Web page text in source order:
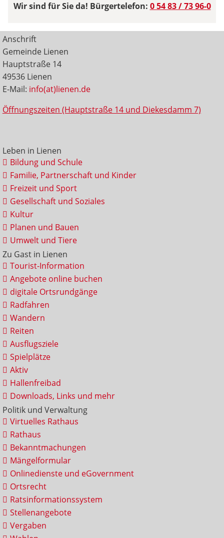
Wir sind für Sie da! Bürgertelefon: 0 54 83 / 73 96-0
Anschrift
Gemeinde Lienen
Hauptstraße 14
49536 Lienen
E-Mail: info(at)lienen.de
Öffnungszeiten (Hauptstraße 14 und Diekesdamm 7)
Leben in Lienen
Bildung und Schule
Familie, Partnerschaft und Kinder
Freizeit und Sport
Gesellschaft und Soziales
Kultur
Planen und Bauen
Umwelt und Tiere
Zu Gast in Lienen
Tourist-Information
Angebote online buchen
digitale Ortsrundgänge
Radfahren
Wandern
Reiten
Ausflugsziele
Spielplätze
Aktiv
Hallenfreibad
Downloads, Links und mehr
Politik und Verwaltung
Virtuelles Rathaus
Rathaus
Bekanntmachungen
Mängelformular
Onlinedienste und eGovernment
Ortsrecht
Ratsinformationssystem
Stellenangebote
Vergaben